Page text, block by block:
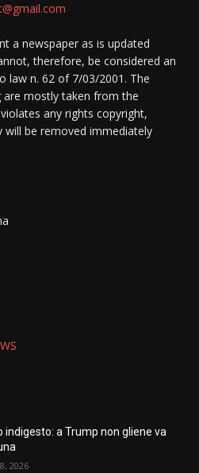
a newspaper as is updated
therefore, be considered an
law n. 62 of 7/03/2001. The
are mostly taken from the
any rights copyright,
will be removed immediately
indigesto: a Trump non gliene va
2026